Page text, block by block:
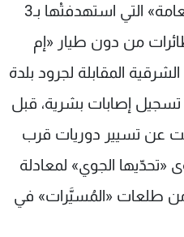
«الجبهة الشعبية - القيادة العامة» التي استهدفتْها بـ3
من دون طيار «إم
المقابلة لجرود بلدة
إصابات بشرية، قبل
عن تسيير دوريات قرب
«تحدّيها الجوي» لمعادلة
من طلعات «المُسيَّرات» في